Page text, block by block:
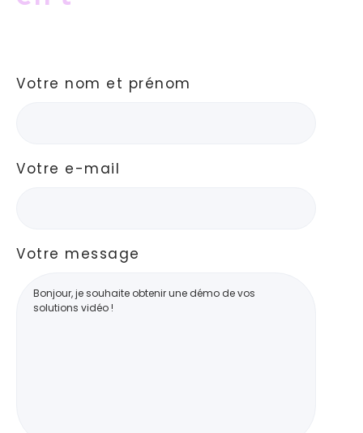
Votre nom et prénom
Votre e-mail
Votre message